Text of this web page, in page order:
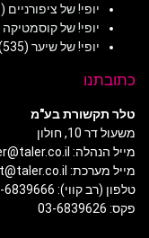
יופי! של ציפורניים (259)
יופי! של קוסמטיקה
יופי! של שיער (535)
כתובתנו
טלר תקשורת בע"מ
משעול דר 10, חולון
מייל הנהלה: taler@taler.co.il
מייל מערכת: anat@taler.co.il
טלפון (רב קווי): 03-6839666
פקס: 03-6839626